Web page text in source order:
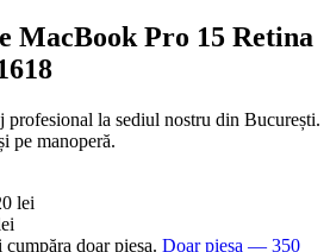
MacBook Pro 15 Retina
profesional la sediul nostru din București.
pe manoperă.
lei
doar piesa. Doar piesa — 350